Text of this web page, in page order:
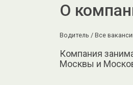
О
Водитель / Все
Компания
Москвы и